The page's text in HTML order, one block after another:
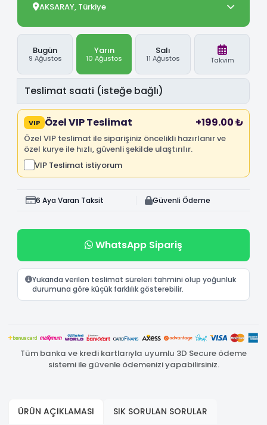
AKSARAY, Türkiye
Bugün
9 Ağustos
Yarın
10 Ağustos
Salı
11 Ağustos Takvim
VIP Özel VIP Teslimat +199.00 ₺
Özel VIP teslimat ile siparişiniz öncelikli hazırlanır ve
özel kurye ile hızlı, güvenli şekilde ulaştırılır.
VIP Teslimat istiyorum
6 Aya Varan Taksit Güvenli Ödeme
WhatsApp Sipariş
Yukarıda verilen teslimat süreleri tahmini olup yoğunluk
durumuna göre küçük farklılık gösterebilir.
Tüm banka ve kredi kartlarıyla uyumlu 3D Secure ödeme
sistemi ile güvenle ödemenizi yapabilirsiniz.
ÜRÜN AÇIKLAMASI SIK SORULAN SORULAR